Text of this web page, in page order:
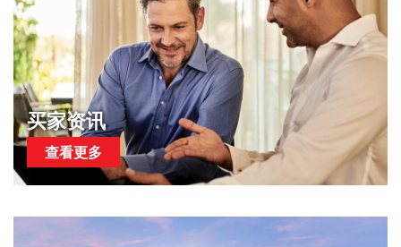
买家资讯
查看更多